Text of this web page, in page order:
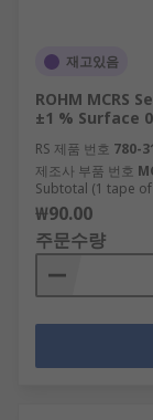
재고있음
ROHM MCRS
±1 % Surface
RS 제품 번호 780-
제조사 부품 번호
Subtotal (1 tape
₩90.00
주문수량